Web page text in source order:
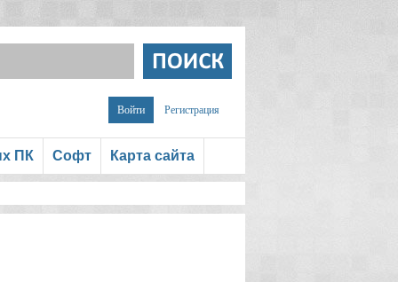
Войти Регистрация
ПК Софт Карта сайта